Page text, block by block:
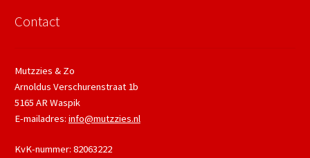
Contact
Mutzzies & Zo
Arnoldus Verschurenstraat 1b
5165 AR Waspik
E-mailadres: info@mutzzies.nl
KvK-nummer: 82063222